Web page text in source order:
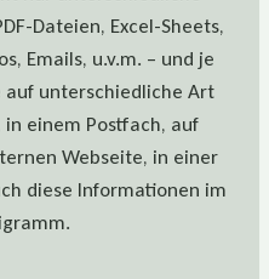
Dateien, Excel-Sheets,
Emails, u.v.m. – und je
unterschiedliche Art
einem Postfach, auf
Webseite, in einer
diese Informationen im